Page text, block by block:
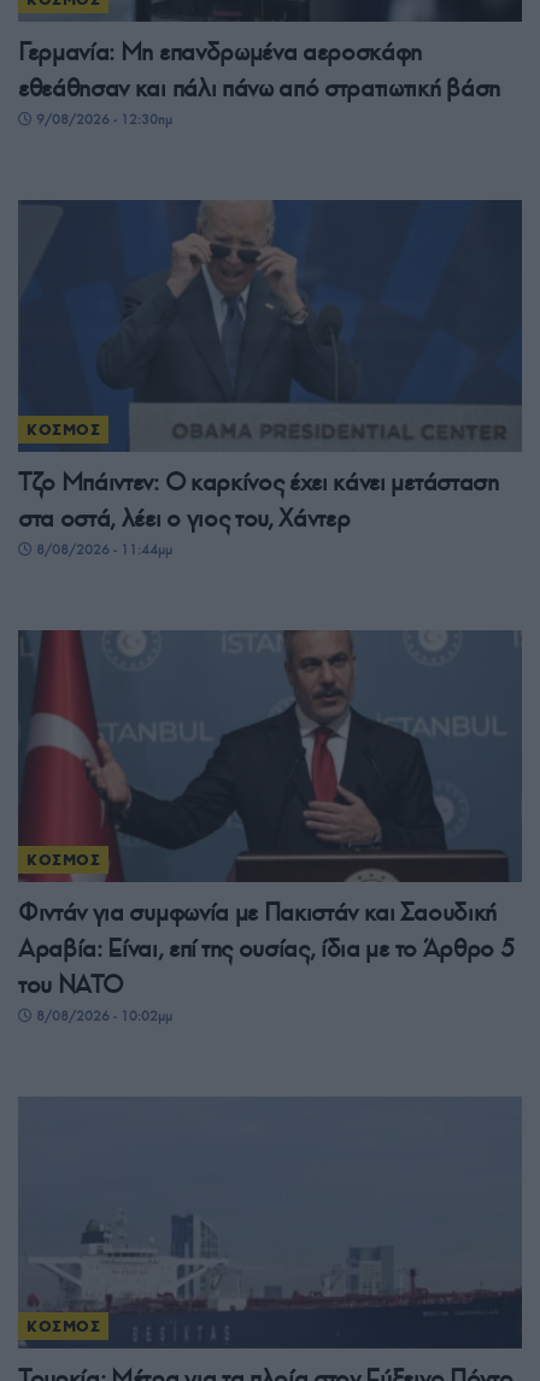
Γερμανία: Μη επανδρωμένα αεροσκάφη
εθεάθησαν και πάλι πάνω από στρατιωτική βάση
9/08/2026 - 12:30πμ
ΚΟΣΜΟΣ
Τζο Μπάιντεν: Ο καρκίνος έχει κάνει μετάσταση
στα οστά, λέει ο γιος του, Χάντερ
8/08/2026 - 11:44μμ
ΚΟΣΜΟΣ
Φιντάν για συμφωνία με Πακιστάν και Σαουδική
Αραβία: Είναι, επί της ουσίας, ίδια με το Άρθρο 5
του ΝΑΤΟ
8/08/2026 - 10:02μμ
ΚΟΣΜΟΣ